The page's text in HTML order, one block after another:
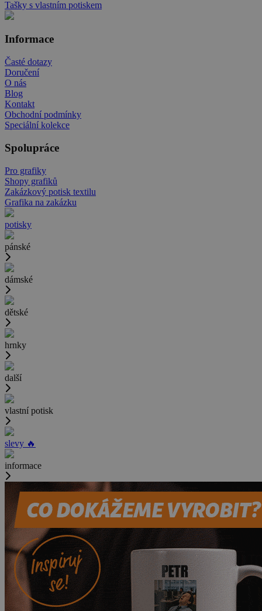
Tašky s vlastním potiskem
Informace
Časté dotazy
Doručení
O nás
Blog
Kontakt
Obchodní podmínky
Speciální kolekce
Spolupráce
Pro grafiky
Shopy grafiků
Zakázkový potisk textilu
Grafika na zakázku
potisky
pánské
dámské
dětské
hrnky
další
vlastní potisk
slevy 🔥
informace